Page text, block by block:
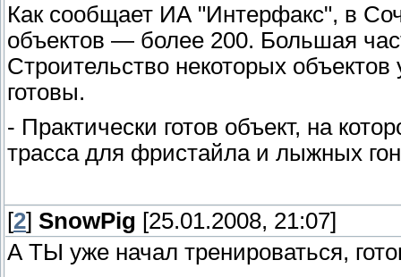
Как сообщает ИА "Интерфакс", в
объектов — более 200. Большая
Строительство некоторых
готовы.
- Практически готов объект, на
трасса для фристайла и лыжных
[2] SnowPig [25.01.2008, 21:07]
А ТЫ уже начал тренироваться,